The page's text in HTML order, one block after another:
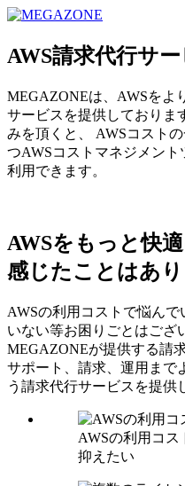
AWS請求代行サ
MEGAZONEは、AWSをよ
サービスを提供しておりま
みを頂くと、 AWSコスト
つAWSコストマネジメン
利用できます。
AWSをもっと快
感じたことはあ
AWSの利用コストで悩ん
いない等お困りごとはござ
MEGAZONEが提供する請
サポート、請求、運用まで
う請求代行サービスを提供
AWSの利用コス
抑えたい